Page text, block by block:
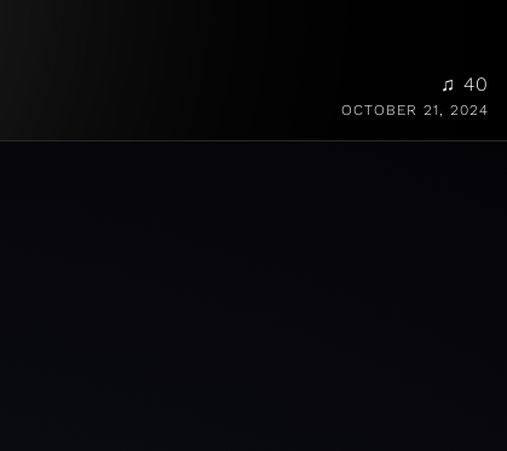
♫ 40
OCTOBER 21, 2024